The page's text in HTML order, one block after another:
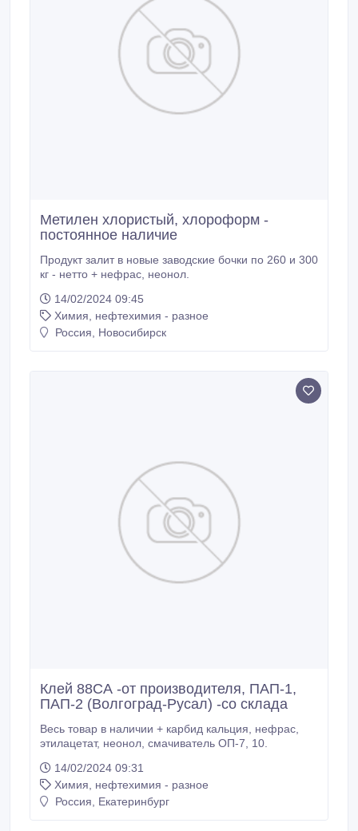
Метилен хлористый, хлороформ -
постоянное наличие
Продукт залит в новые заводские бочки по 260 и 300
кг - нетто + нефрас, неонол.
14/02/2024 09:45
Химия, нефтехимия - разное
Россия, Новосибирск
Клей 88СА -от производителя, ПАП-1,
ПАП-2 (Волгоград-Русал) -со склада
Весь товар в наличии + карбид кальция, нефрас,
этилацетат, неонол, смачиватель ОП-7, 10.
14/02/2024 09:31
Химия, нефтехимия - разное
Россия, Екатеринбург